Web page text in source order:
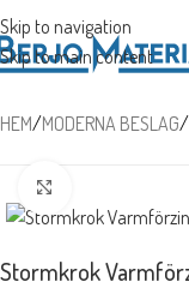
Skip to navigation
Skip to main content
HEM/MODERNA BESLAG/
Stormkrok